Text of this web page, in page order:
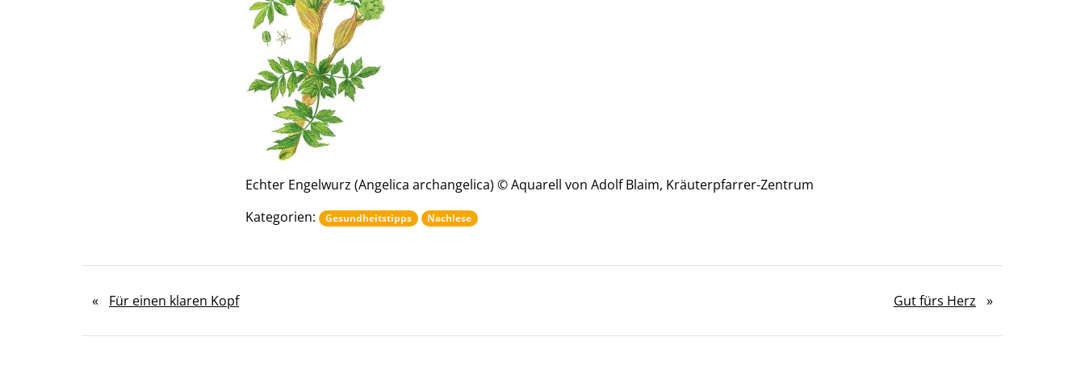
Echter Engelwurz (Angelica archangelica) © Aquarell von Adolf Blaim, Kräuterpfarrer-Zentrum
Kategorien:
Gesundheitstipps Nachlese
« Für einen klaren Kopf Gut fürs Herz »